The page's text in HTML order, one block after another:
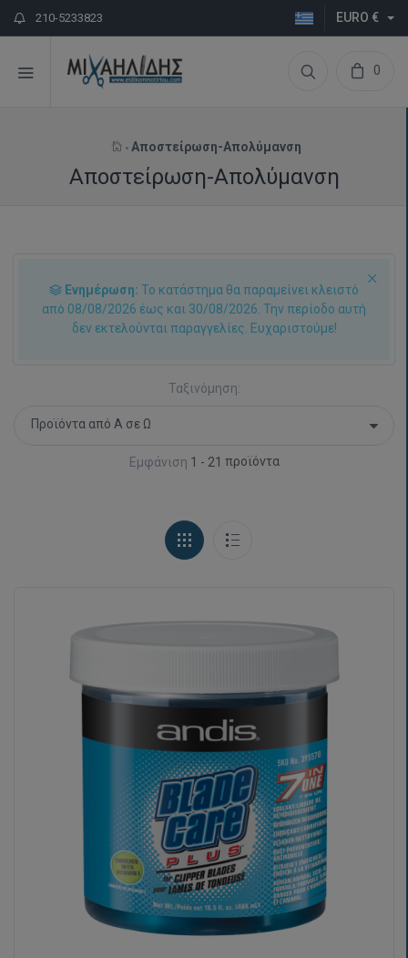
210-5233823 EURO €
0
Αποστείρωση-Απολύμανση
Αποστείρωση-Απολύμανση
Ενημέρωση: Το κατάστημα θα παραμείνει κλειστό
από 08/08/2026 έως και 30/08/2026. Την περίοδο αυτή
δεν εκτελούνται παραγγελίες. Ευχαριστούμε!
Ταξινόμηση:
Εμφάνιση 1 - 21 προϊόντα